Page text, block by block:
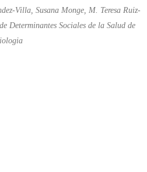
Villa, Susana Monge, M. Teresa Ruiz-
Determinantes Sociales de la Salud de